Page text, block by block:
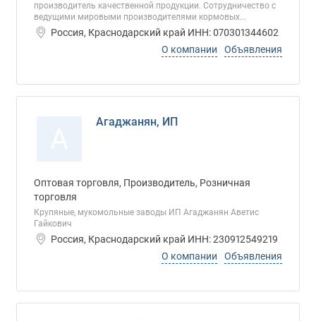
производитель качественной продукции. Сотрудничество с
ведущими мировыми производителями кормовых...
Россия, Краснодарский край ИНН: 070301344602
О компании
Объявления
Агаджанян, ИП
Оптовая торговля, Производитель, Розничная
торговля
Крупяные, мукомольные заводы ИП Агаджанян Аветис
Гайкович
Россия, Краснодарский край ИНН: 230912549219
О компании
Объявления